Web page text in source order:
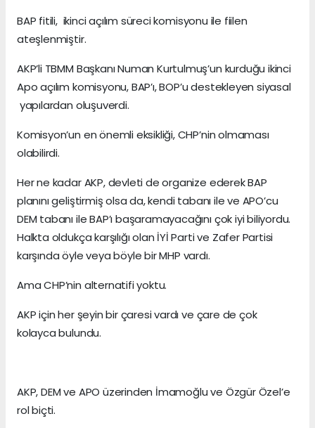
BAP fitili, ikinci açılım süreci komisyonu ile fiilen
ateşlenmiştir.
AKP’li TBMM Başkanı Numan Kurtulmuş’un kurduğu ikinci
Apo açılım komisyonu, BAP’ı, BOP’u destekleyen siyasal
yapılardan oluşuverdi.
Komisyon’un en önemli eksikliği, CHP’nin olmaması
olabilirdi.
Her ne kadar AKP, devleti de organize ederek BAP
planını geliştirmiş olsa da, kendi tabanı ile ve APO’cu
DEM tabanı ile BAP’ı başaramayacağını çok iyi biliyordu.
Halkta oldukça karşılığı olan İYİ Parti ve Zafer Partisi
karşında öyle veya böyle bir MHP vardı.
Ama CHP’nin alternatifi yoktu.
AKP için her şeyin bir çaresi vardı ve çare de çok
kolayca bulundu.
AKP, DEM ve APO üzerinden İmamoğlu ve Özgür Özel’e
rol biçti.